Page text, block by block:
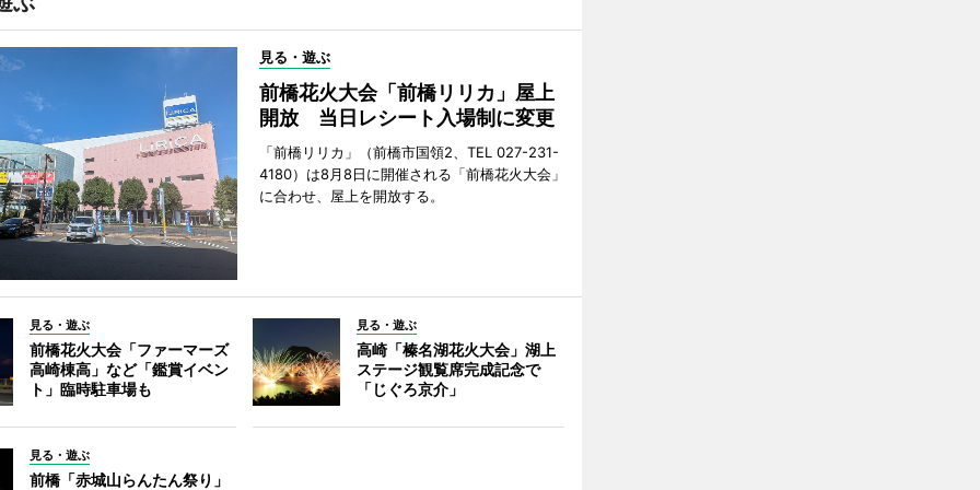
見る・遊ぶ
前橋花火大会「前橋リリカ」屋上
開放 当日レシート入場制に変更
「前橋リリカ」（前橋市国領2、TEL 027-231-
4180）は8月8日に開催される「前橋花火大会」
に合わせ、屋上を開放する。
見る・遊ぶ
前橋花火大会「ファーマーズ
高崎棟高」など「鑑賞イベン
ト」臨時駐車場も
見る・遊ぶ
高崎「榛名湖花火大会」湖上
ステージ観覧席完成記念で
「じぐろ京介」
見る・遊ぶ
前橋「赤城山らんたん祭り」